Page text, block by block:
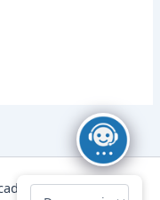
Powered by